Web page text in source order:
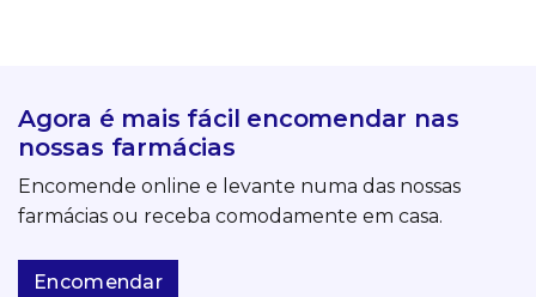
Agora é mais fácil encomendar nas
nossas farmácias
Encomende online e levante numa das nossas
farmácias ou receba comodamente em casa.
Encomendar